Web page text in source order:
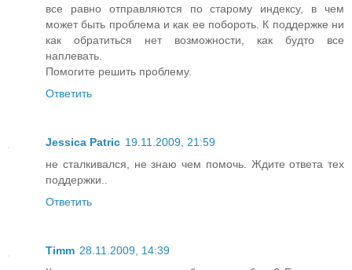
все равно отправляются по старому индексу, в чем
может быть проблема и как ее побороть. К поддержке ни
как обратиться нет возможности, как будто все
наплевать.
Помогите решить проблему.
Ответить
Jessica Patric 19.11.2009, 21:59
не сталкивался, не знаю чем помочь. Ждите ответа тех
поддержки..
Ответить
Timm 28.11.2009, 14:39